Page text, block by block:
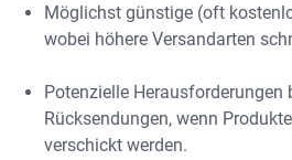
Möglichst günstige (oft
wobei höhere Versandarten
Potenzielle Herausforderungen
Rücksendungen, wenn
verschickt werden.